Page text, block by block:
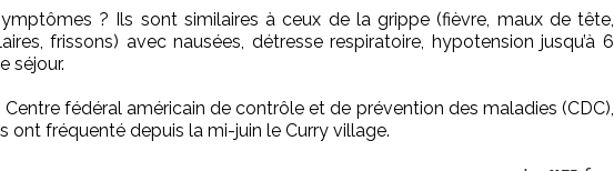
? Ils sont similaires à ceux de la grippe (fièvre, maux de tête,
frissons) avec nausées, détresse respiratoire, hypotension jusqu’à 6
séjour.
fédéral américain de contrôle et de prévention des maladies (CDC),
ont fréquenté depuis la mi-juin le Curry village.